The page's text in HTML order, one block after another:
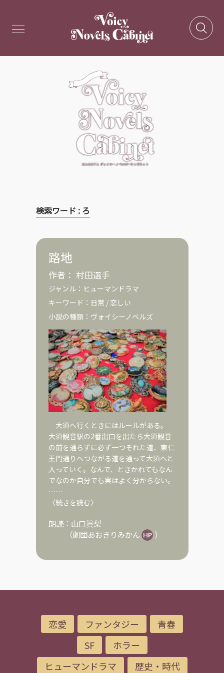
検索ワード : ろ
路地
作者： 村田選手
ジャンル： ヒューマンドラマ
キーワード： 日常 / 恋しい
小説の種類： ヴォイシーノベルズ
大須へ行くときにはルールがある。
大須観音駅の2番出口を出たら大須観音
の前を通らずに必ず一つそれた道、東仁
王門通りへつながる道を通って大須へと
入っていく。なんで、ときかれてもなん
でなのか自分でも実はよく分からない。
……
〈続きを読む〉
朗読： 山口眞梨
（劇団あおきりみかん ）
恋愛 ファンタジー
青春
SF
ホラー
ヒューマンドラマ
歴史・時代